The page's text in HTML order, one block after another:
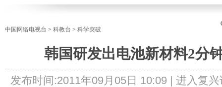
中国网络电视台 > 科教台 > 科学突破
韩国研发出电池新材料2分
发布时间:2011年09月05日 10:09 | 进入复兴